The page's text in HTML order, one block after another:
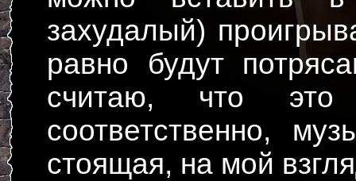
захудалый)
равно будут
считаю, что это
соответственно,
стоящая, на мой